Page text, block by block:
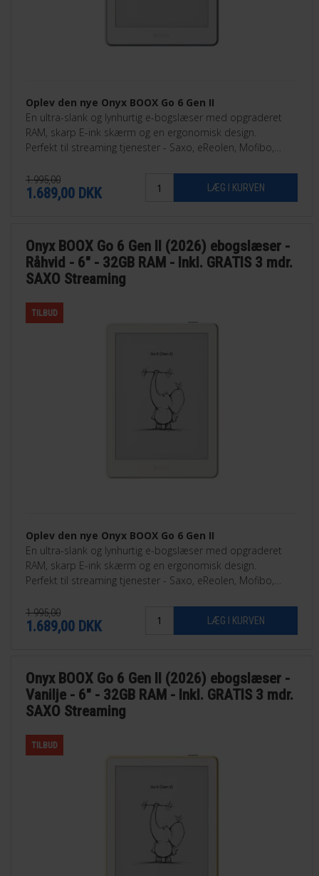
Oplev den nye Onyx BOOX Go 6 Gen II
En ultra-slank og lynhurtig e-bogslæser med opgraderet
RAM, skarp E-ink skærm og en ergonomisk design.
Perfekt til streaming tjenester - Saxo, eReolen, Mofibo,
1.995,00
1.689,00 DKK
Onyx BOOX Go 6 Gen II (2026) ebogslæser -
Råhvid - 6" - 32GB RAM - Inkl. GRATIS 3 mdr.
SAXO Streaming
TILBUD
Oplev den nye Onyx BOOX Go 6 Gen II
En ultra-slank og lynhurtig e-bogslæser med opgraderet
RAM, skarp E-ink skærm og en ergonomisk design.
Perfekt til streaming tjenester - Saxo, eReolen, Mofibo,
1.995,00
1.689,00 DKK
Onyx BOOX Go 6 Gen II (2026) ebogslæser -
Vanilje - 6" - 32GB RAM - Inkl. GRATIS 3 mdr.
SAXO Streaming
TILBUD